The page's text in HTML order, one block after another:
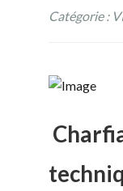
Catégorie :